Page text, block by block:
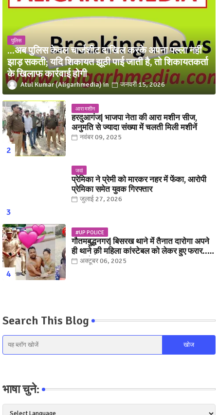
पुलिस
...अब पुलिस केवल चार्जशीट दाखिल करके अपना पल्ला नहीं
झाड़ सकती; यदि शिकायत झूठी पाई जाती है, तो शिकायतकर्ता
के खिलाफ कार्रवाई होगी
Atul Kumar (Aligarhmedia) जनवरी 15, 2026
आरा मशीन
हरदुआगंज| भाजपा नेता की आरा मशीन सीज,
अनुमति से ज्यादा संख्या में चलती मिली मशीनें
नवंबर 09, 2025
जवां
प्रेमिका ने प्रेमी को मारकर नहर में फेंका, आरोपी
प्रेमिका समेत युवक गिरफ्तार
जुलाई 27, 2026
#UP POLICE
गौतमबुद्धनगर| बिसरख थाने में तैनात दारोगा अपने
ही थाने क़ी महिला कांस्टेबल को लेकर हुए फरार...
पत्नी नें कर दी रार!
अक्टूबर 06, 2025
Search This Blog
भाषा चुने: